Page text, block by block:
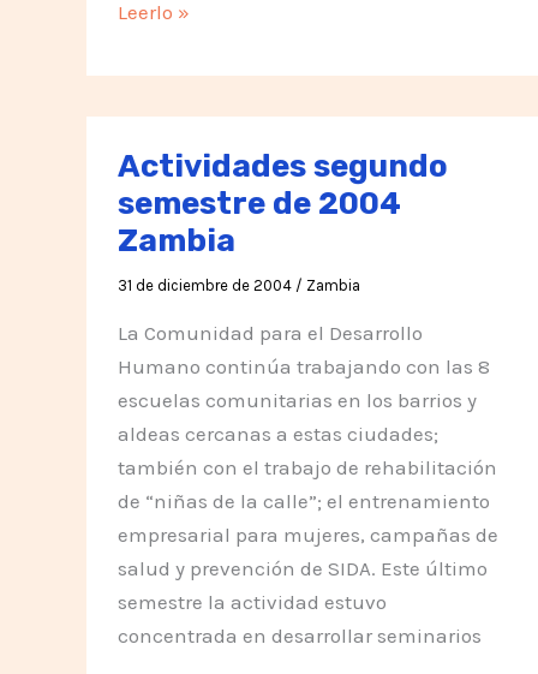
Las
Vias
del
Leerlo »
Actividades segundo
semestre de 2004
Zambia
31 de diciembre de 2004/ Zambia
La Comunidad para el Desarrollo
Humano continúa trabajando con las 8
escuelas comunitarias en los barrios y
aldeas cercanas a estas ciudades;
también con el trabajo de rehabilitación
de “niñas de la calle”; el entrenamiento
empresarial para mujeres, campañas de
salud y prevención de SIDA. Este último
semestre la actividad estuvo
concentrada en desarrollar seminarios